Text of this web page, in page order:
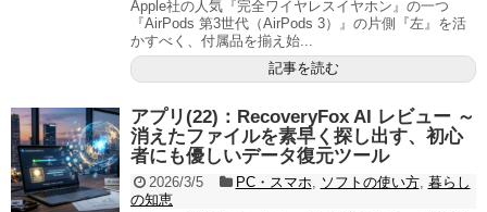
Apple社の人気『完全ワイヤレスイヤホン』の一つ
『AirPods 第3世代（AirPods 3）』の片側『左』を活
かすべく、付属品を揃え始...
記事を読む
アプリ(22)：RecoveryFox AI レビュー ～
消えたファイルを素早く探し出す、初心
者にも優しいデータ復元ツール
2026/3/5 PC・スマホ ソフトの使い方, 暮らし
の知恵